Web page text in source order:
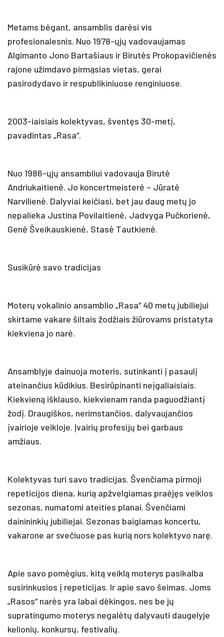
Metams bėgant, ansamblis darėsi vis
profesionalesnis. Nuo 1978-ųjų vadovaujamas
Algimanto Jono Bartašiaus ir Birutės Prokopavičienės
rajone užimdavo pirmąsias vietas, gerai
pasirodydavo ir respublikiniuose renginiuose.
2003-iaisiais kolektyvas, šventęs 30-metį,
pavadintas „Rasa“.
Nuo 1986-ųjų ansambliui vadovauja Birutė
Andriukaitienė. Jo koncertmeisterė – Jūratė
Narvilienė. Dalyviai keičiasi, bet jau daug metų jo
nepalieka Justina Povilaitienė, Jadvyga Pučkorienė,
Genė Šveikauskienė, Stasė Tautkienė.
Susikūrė savo tradicijas
Moterų vokalinio ansamblio „Rasa“ 40 metų jubiliejui
skirtame vakare šiltais žodžiais žiūrovams pristatyta
kiekviena jo narė.
Ansamblyje dainuoja moteris, sutinkanti į pasaulį
ateinančius kūdikius. Besirūpinanti neįgaliaisiais.
Kiekvieną išklauso, kiekvienam randa paguodžiantį
žodį. Draugiškos, nerimstančios, dalyvaujančios
įvairioje veikloje. Įvairių profesijų bei garbaus
amžiaus.
Kolektyvas turi savo tradicijas. Švenčiama pirmoji
repeticijos diena, kurią apžvelgiamas praėjęs veiklos
sezonas, numatomi ateities planai. Švenčiami
dainininkių jubiliejai. Sezonas baigiamas koncertu,
vakarone ar svečiuose pas kurią nors kolektyvo narę.
Apie savo pomėgius, kitą veiklą moterys pasikalba
susirinkusios į repeticijas. Ir apie savo šeimas. Joms
„Rasos“ narės yra labai dėkingos, nes be jų
supratingumo moterys negalėtų dalyvauti daugelyje
kelionių, konkursų, festivalių.